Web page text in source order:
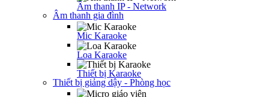
Âm thanh IP - Network
Âm thanh gia đình
Mic Karaoke
Loa Karaoke
Thiết bị Karaoke
Thiết bị giảng dậy - Phòng học